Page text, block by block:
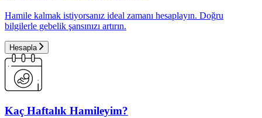
Hamile kalmak istiyorsanız ideal zamanı hesaplayın. Doğru
bilgilerle gebelik şansınızı artırın.
Hesapla
Kaç Haftalık Hamileyim?